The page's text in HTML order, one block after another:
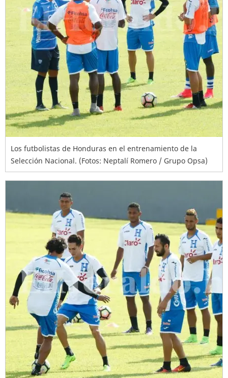
Los futbolistas de Honduras en el entrenamiento de la
Selección Nacional. (Fotos: Neptalí Romero / Grupo Opsa)